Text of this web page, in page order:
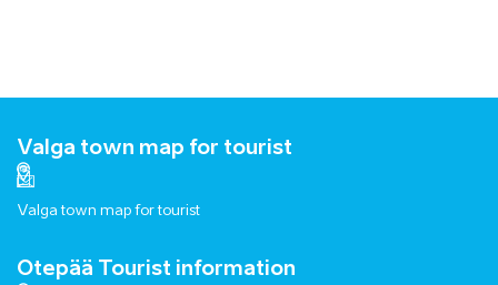
Valga town map for tourist
Valga town map for tourist
Otepää Tourist information